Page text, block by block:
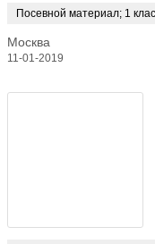
Посевной материал; 1
Москва
11-01-2019